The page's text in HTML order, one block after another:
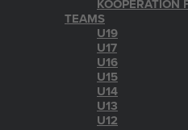
KOOPERATION
TEAMS
U19
U17
U16
U15
U14
U13
U12